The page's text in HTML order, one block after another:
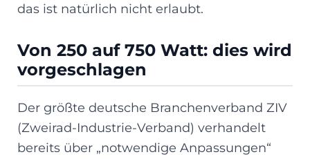
das ist natürlich nicht erlaubt.
Von 250 auf 750 Watt: dies wird
vorgeschlagen
Der größte deutsche Branchenverband ZIV
(Zweirad-Industrie-Verband) verhandelt
bereits über „notwendige Anpassungen“